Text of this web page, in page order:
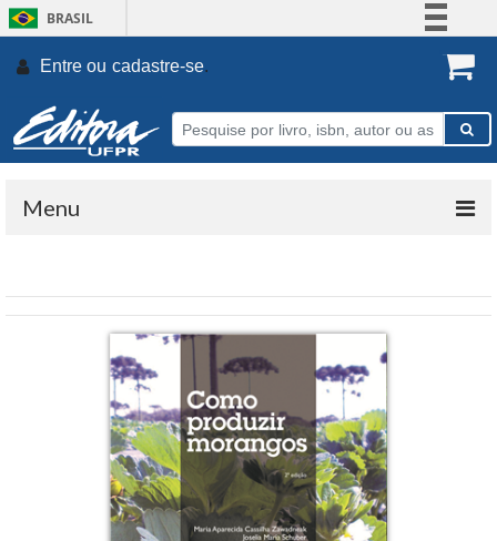
BRASIL
Participe
Entre ou cadastre-se.
Menu